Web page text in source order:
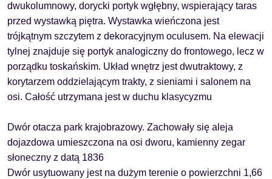
dwukolumnowy, dorycki portyk wgłębny, wspierający taras
przed wystawką piętra. Wystawka wieńczona jest
trójkątnym szczytem z dekoracyjnym oculusem. Na elewacji
tylnej znajduje się portyk analogiczny do frontowego, lecz w
porządku toskańskim. Układ wnętrz jest dwutraktowy, z
korytarzem oddzielającym trakty, z sieniami i salonem na
osi. Całość utrzymana jest w duchu klasycyzmu
Dwór otacza park krajobrazowy. Zachowały się aleja
dojazdowa umieszczona na osi dworu, kamienny zegar
słoneczny z datą 1836
Dwór usytuowany jest na dużym terenie o powierzchni 1,66